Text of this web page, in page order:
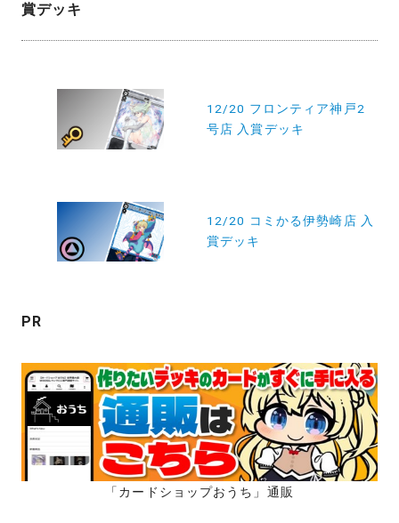
賞デッキ
ン
12/20 フロンティア神戸2
号店 入賞デッキ
12/20 コミかる伊勢崎店 入
賞デッキ
PR
「カードショップおうち」通販